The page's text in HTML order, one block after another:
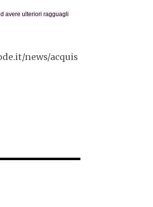
avere ulteriori ragguagli
news/acquis